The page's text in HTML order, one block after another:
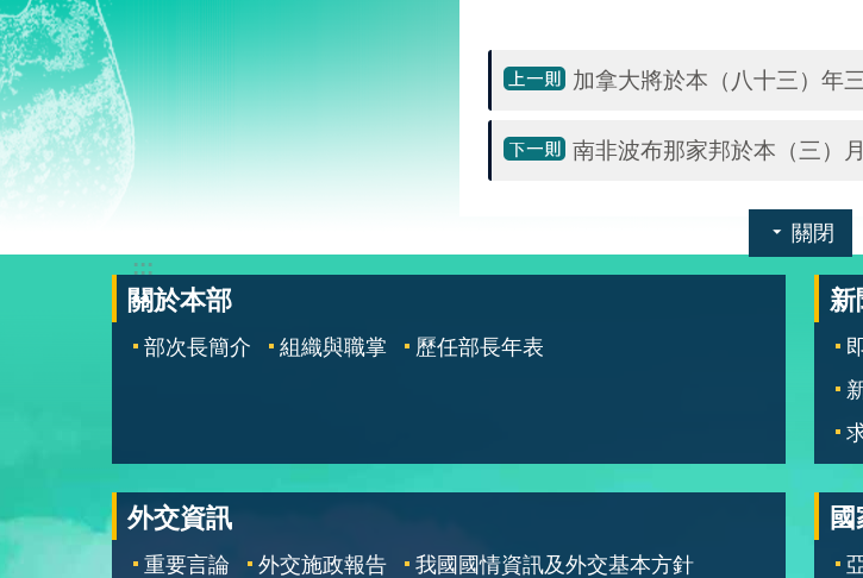
加拿大將於本（八十三）年
南非波布那家邦於本（三）
關閉
:::
關於本部
部次長簡介 組織與職掌 歷任部長年表
新
外交資訊
重要言論 外交施政報告
我國國情資訊及外交基本方針